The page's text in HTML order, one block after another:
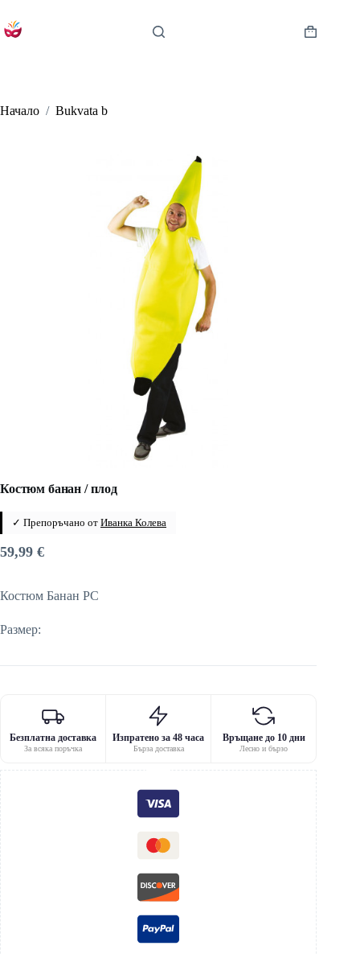
to
content
Shopping
Начало / Bukvata b
Костюм банан / плод
✓ Препоръчано от Иванка Колева
59,99 €
Костюм Банан PC
Размер:
Безплатна доставка
За всяка поръчка
Изпратено за 48 часа
Бърза доставка
Връщане до 10 дни
Лесно и бързо